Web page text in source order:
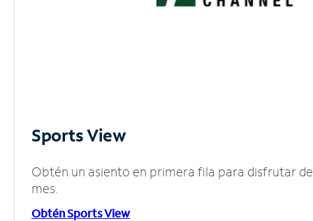
Sports View
Obtén un asiento en primera fila para disfrutar
mes.
Obtén Sports View